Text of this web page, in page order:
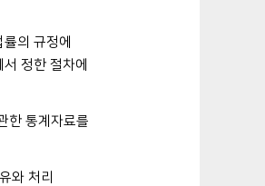
의 규정에
정한 절차에
한 통계자료를
와 처리